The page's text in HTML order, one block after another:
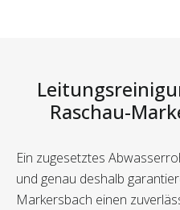
Raschau-
Ein zugesetztes
und genau deshalb
Markersbach einen